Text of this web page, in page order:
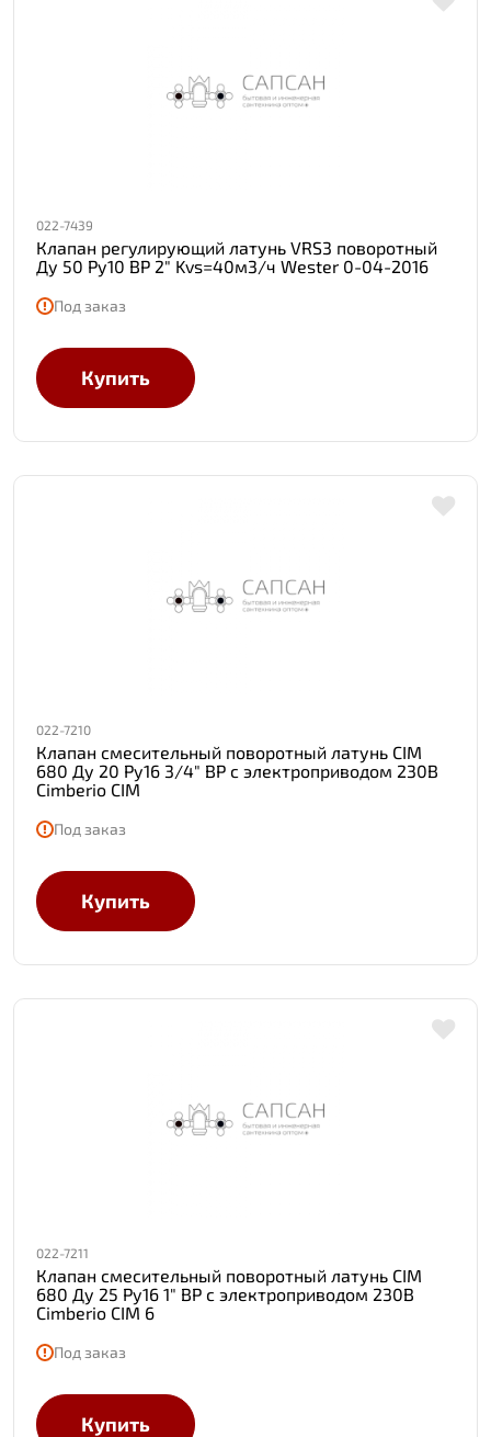
022-7439
Клапан регулирующий латунь VRS3 поворотный
Ду 50 Ру10 ВР 2" Kvs=40м3/ч Wester 0-04-2016
Под заказ
Купить
022-7210
Клапан смесительный поворотный латунь CIM
680 Ду 20 Ру16 3/4" ВР с электроприводом 230В
Cimberio CIM
Под заказ
Купить
022-7211
Клапан смесительный поворотный латунь CIM
680 Ду 25 Ру16 1" ВР с электроприводом 230В
Cimberio CIM 6
Под заказ
Купить